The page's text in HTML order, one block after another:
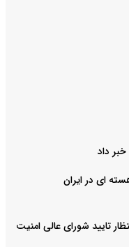
داد
ای در ایران
تایید شورای عالی امنیت